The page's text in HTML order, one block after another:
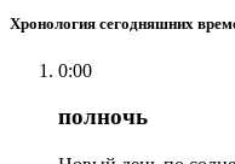
Хронология сегодняшних
0:00
полночь